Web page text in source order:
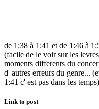
de 1:38 à 1:41 et de 1:46 à
(facile de le voir sur les
moments differents du
d' autres erreurs du genre...
1:41 c' est pas dans les temps)
Link to post